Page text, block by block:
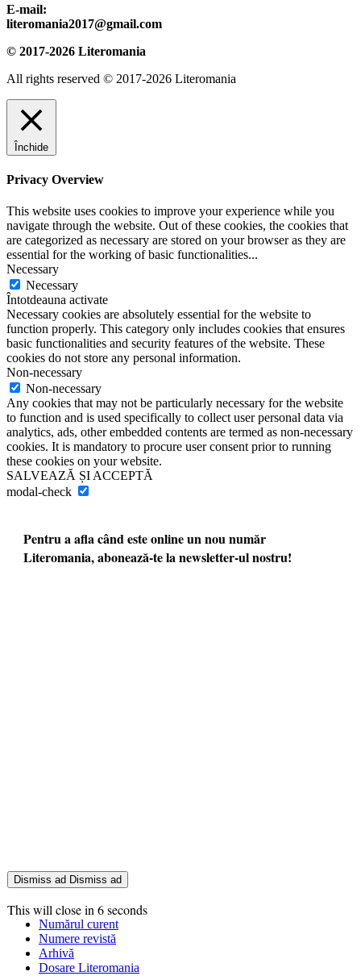
E-mail:
literomania2017@gmail.com
© 2017-2026 Literomania
All rights reserved © 2017-2026 Literomania
Închide
Privacy Overview
This website uses cookies to improve your experience while you
navigate through the website. Out of these cookies, the cookies that
are categorized as necessary are stored on your browser as they are
essential for the working of basic functionalities...
Necessary
Necessary
Întotdeauna activate
Necessary cookies are absolutely essential for the website to
function properly. This category only includes cookies that ensures
basic functionalities and security features of the website. These
cookies do not store any personal information.
Non-necessary
Non-necessary
Any cookies that may not be particularly necessary for the website
to function and is used specifically to collect user personal data via
analytics, ads, other embedded contents are termed as non-necessary
cookies. It is mandatory to procure user consent prior to running
these cookies on your website.
SALVEAZĂ ȘI ACCEPTĂ
modal-check
Pentru a afla când este online un nou număr
Literomania, abonează-te la newsletter-ul nostru!
Dismiss ad Dismiss ad
This will close in6seconds
Numărul curent
Numere revistă
Arhivă
Dosare Literomania